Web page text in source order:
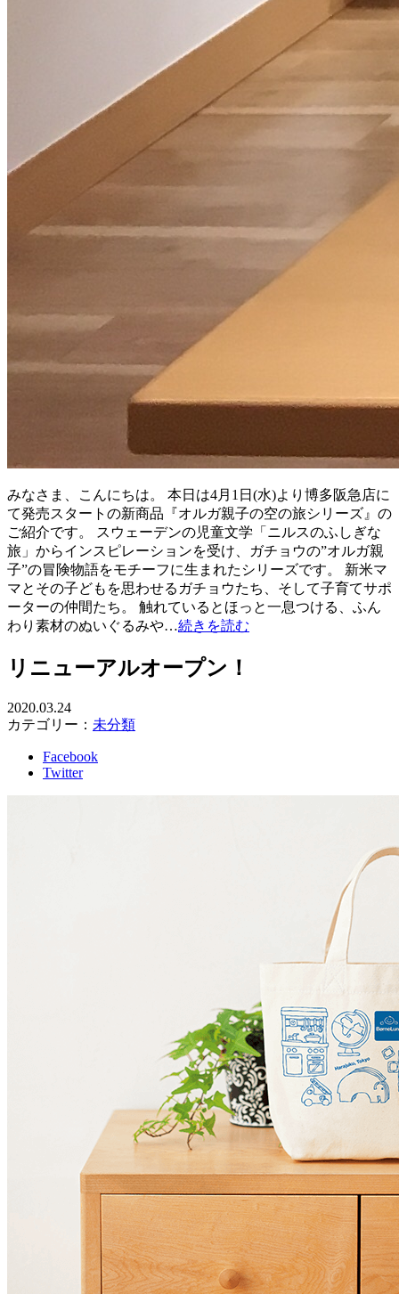
みなさま、こんにちは。 本日は4月1日(水)より博多阪急店に
て発売スタートの新商品『オルガ親子の空の旅シリーズ』の
ご紹介です。 スウェーデンの児童文学「ニルスのふしぎな
旅」からインスピレーションを受け、ガチョウの”オルガ親
子”の冒険物語をモチーフに生まれたシリーズです。 新米マ
マとその子どもを思わせるガチョウたち、そして子育てサポ
ーターの仲間たち。 触れているとほっと一息つける、ふん
わり素材のぬいぐるみや…続きを読む
リニューアルオープン！
2020.03.24
カテゴリー： 未分類
Facebook
Twitter